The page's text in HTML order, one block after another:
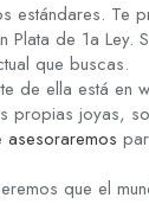
estándares. Te
de 1a Ley.
que buscas.
de ella está
propias joyas,
asesoraremos
que el